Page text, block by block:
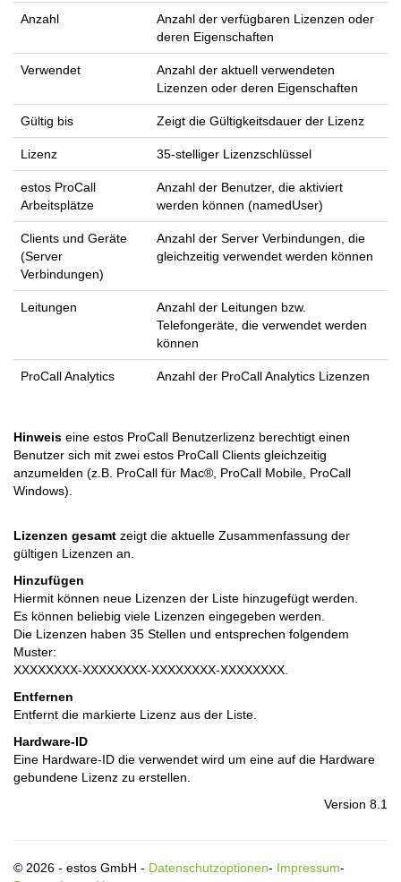
Anzahl
Anzahl der verfügbaren Lizenzen oder
deren Eigenschaften
Verwendet
Anzahl der aktuell verwendeten
Lizenzen oder deren Eigenschaften
Gültig bis Zeigt die Gültigkeitsdauer der Lizenz
Lizenz 35-stelliger Lizenzschlüssel
estos ProCall
Arbeitsplätze
Anzahl der Benutzer, die aktiviert
werden können (namedUser)
Clients und Geräte
(Server
Verbindungen)
Anzahl der Server Verbindungen, die
gleichzeitig verwendet werden können
Leitungen
Anzahl der Leitungen bzw.
Telefongeräte, die verwendet werden
können
ProCall Analytics Anzahl der ProCall Analytics Lizenzen
Hinweis eine estos ProCall Benutzerlizenz berechtigt einen
Benutzer sich mit zwei estos ProCall Clients gleichzeitig
anzumelden (z.B. ProCall für Mac®, ProCall Mobile, ProCall
Windows).
Lizenzen gesamt zeigt die aktuelle Zusammenfassung der
gültigen Lizenzen an.
Hinzufügen
Hiermit können neue Lizenzen der Liste hinzugefügt werden.
Es können beliebig viele Lizenzen eingegeben werden.
Die Lizenzen haben 35 Stellen und entsprechen folgendem
Muster:
XXXXXXXX-XXXXXXXX-XXXXXXXX-XXXXXXXX.
Entfernen
Entfernt die markierte Lizenz aus der Liste.
Hardware-ID
Eine Hardware-ID die verwendet wird um eine auf die Hardware
gebundene Lizenz zu erstellen.
Version 8.1
© 2026 - estos GmbH - Datenschutzoptionen- Impressum-